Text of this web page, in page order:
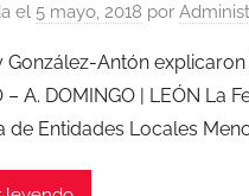
el 5 mayo, 2018 por
González-Antón explicaron
– A. DOMINGO | LEÓN La
de Entidades Locales